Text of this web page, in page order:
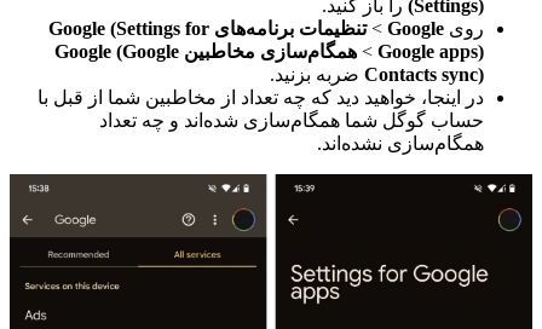
(Settings)
را باز کنید.
روی Google
>
تنظیمات برنامه‌های Google (Settings for
Google apps)
>
همگام‌سازی مخاطبین Google (Google
Contacts sync) ضربه بزنید.
در اینجا، خواهید دید که چه تعداد از مخاطبین شما از قبل با
حساب گوگل شما همگام‌سازی شده‌اند و چه تعداد
همگام‌سازی نشده‌اند.